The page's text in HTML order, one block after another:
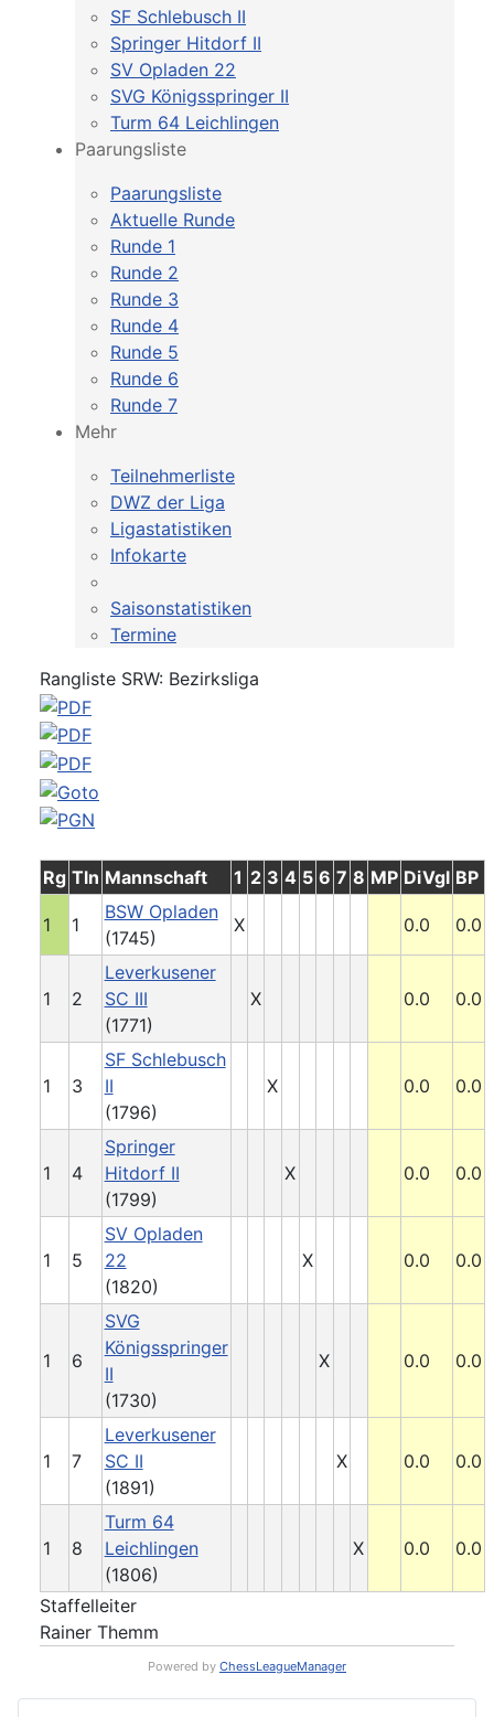
SF Schlebusch II
Springer Hitdorf II
SV Opladen 22
SVG Königsspringer II
Turm 64 Leichlingen
Paarungsliste
Paarungsliste
Aktuelle Runde
Runde 1
Runde 2
Runde 3
Runde 4
Runde 5
Runde 6
Runde 7
Mehr
Teilnehmerliste
DWZ der Liga
Ligastatistiken
Infokarte
Saisonstatistiken
Termine
Rangliste SRW: Bezirksliga
Rg Tln Mannschaft 1 2 3 4 5 6 7 8 MP DiVgl BP
1 1
BSW Opladen
(1745)
X 0.0 0.0
1 2
Leverkusener
SC III
(1771)
X 0.0 0.0
1 3
SF Schlebusch
II
(1796)
X 0.0 0.0
1 4
Springer
Hitdorf II
(1799)
X 0.0 0.0
1 5
SV Opladen
22
(1820)
X 0.0 0.0
1 6
SVG
Königsspringer
II
(1730)
X 0.0 0.0
1 7
Leverkusener
SC II
(1891)
X 0.0 0.0
1 8
Turm 64
Leichlingen
(1806)
X 0.0 0.0
Staffelleiter
Rainer Themm
Powered by ChessLeagueManager